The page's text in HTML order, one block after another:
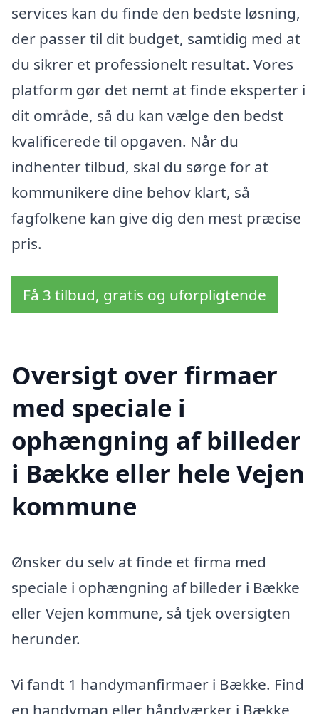
services kan du finde den bedste løsning,
der passer til dit budget, samtidig med at
du sikrer et professionelt resultat. Vores
platform gør det nemt at finde eksperter i
dit område, så du kan vælge den bedst
kvalificerede til opgaven. Når du
indhenter tilbud, skal du sørge for at
kommunikere dine behov klart, så
fagfolkene kan give dig den mest præcise
pris.
Få 3 tilbud, gratis og uforpligtende
Oversigt over firmaer
med speciale i
ophængning af billeder
i Bække eller hele Vejen
kommune
Ønsker du selv at finde et firma med
speciale i ophængning af billeder i Bække
eller Vejen kommune, så tjek oversigten
herunder.
Vi fandt 1 handymanfirmaer i Bække. Find
en handyman eller håndværker i Bække